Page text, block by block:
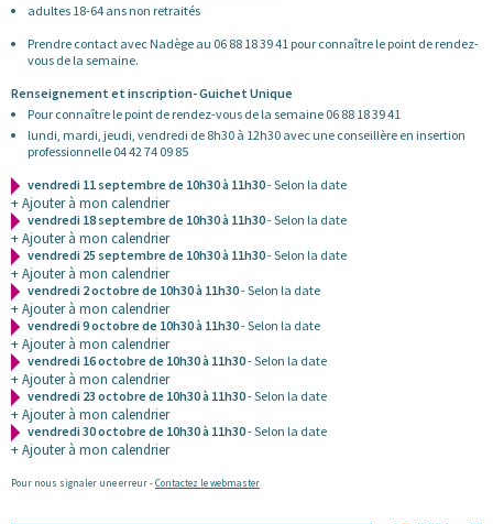
adultes 18-64 ans non retraités
Prendre contact avec Nadège au 06 88 18 39 41 pour connaître le point de rendez-
vous de la semaine.
Renseignement et inscription- Guichet Unique
Pour connaître le point de rendez-vous de la semaine 06 88 18 39 41
lundi, mardi, jeudi, vendredi de 8h30 à 12h30 avec une conseillère en insertion
professionnelle 04 42 74 09 85
vendredi 11 septembre de 10h30 à 11h30- Selon la date
+ Ajouter à mon calendrier
vendredi 18 septembre de 10h30 à 11h30- Selon la date
+ Ajouter à mon calendrier
vendredi 25 septembre de 10h30 à 11h30- Selon la date
+ Ajouter à mon calendrier
vendredi 2 octobre de 10h30 à 11h30- Selon la date
+ Ajouter à mon calendrier
vendredi 9 octobre de 10h30 à 11h30- Selon la date
+ Ajouter à mon calendrier
vendredi 16 octobre de 10h30 à 11h30- Selon la date
+ Ajouter à mon calendrier
vendredi 23 octobre de 10h30 à 11h30- Selon la date
+ Ajouter à mon calendrier
vendredi 30 octobre de 10h30 à 11h30- Selon la date
+ Ajouter à mon calendrier
Pour nous signaler une erreur -Contactez le webmaster